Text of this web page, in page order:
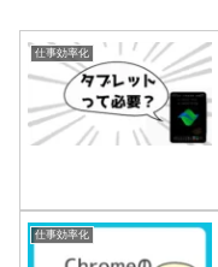
仕事効率化
仕事効率化